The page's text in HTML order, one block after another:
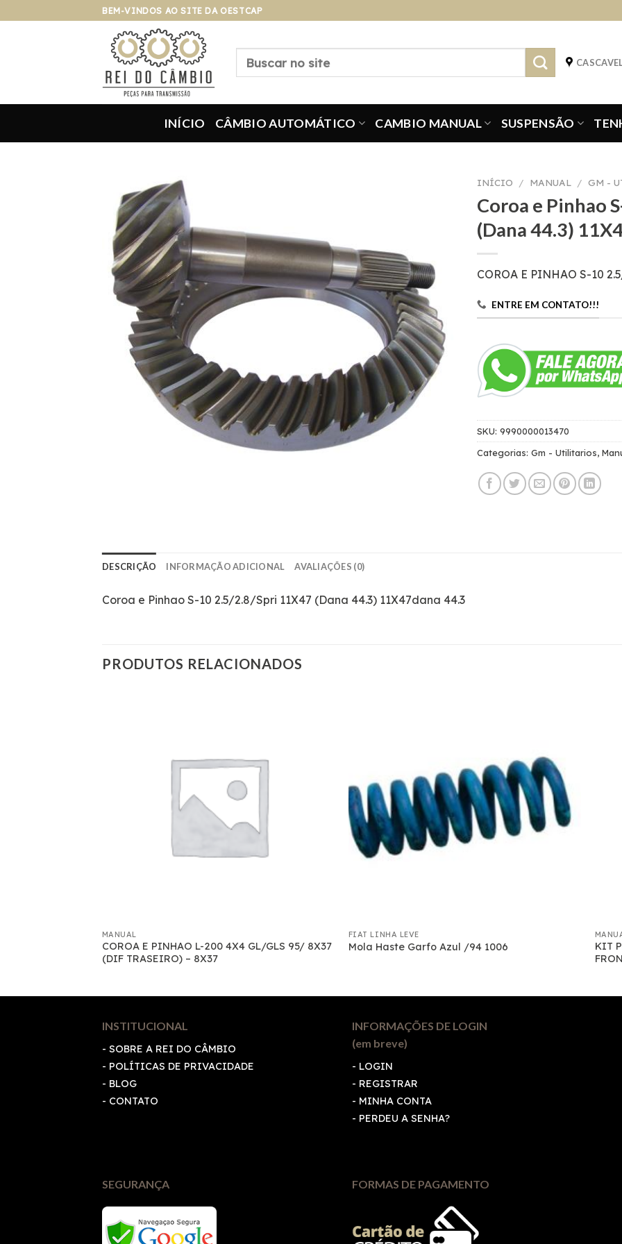
para
BEM-VINDOS AO SITE DA OESTCAP
Pesquisar
INÍCIO CÂMBIO AUTOMÁTICO CAMBIO MANUAL SUSPENSÃO
INÍCIO / MANUAL / GM -
Coroa e Pinhao
(Dana 44.3)
COROA E PINHAO S-10
ENTRE EM CONTATO!!!
SKU: 9990000013470
Categorias: Gm - Utilitarios,
DESCRIÇÃO INFORMAÇÃO ADICIONAL AVALIAÇÕES (0)
Coroa e Pinhao S-10 2.5/2.8/Spri 11X47 (Dana 44.3) 11X47dana 44.3
PRODUTOS RELACIONADOS
MANUAL
COROA E PINHAO L-200 4X4 GL/GLS 95/ 8X37
(DIF TRASEIRO) – 8X37
FIAT LINHA LEVE
Mola Haste Garfo Azul /94 1006
KIT
INSTITUCIONAL
- SOBRE A REI DO CÂMBIO
- POLÍTICAS DE PRIVACIDADE
- BLOG
- CONTATO
INFORMAÇÕES DE LOGIN
(em breve)
- LOGIN
- REGISTRAR
- MINHA CONTA
- PERDEU A SENHA?
SEGURANÇA FORMAS DE PAGAMENTO